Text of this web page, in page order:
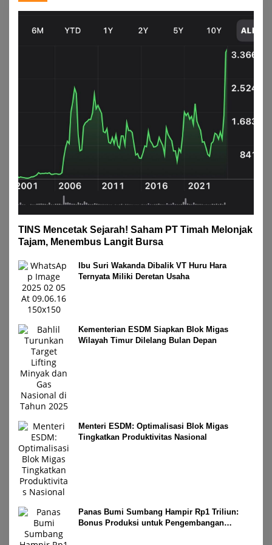
TINS Mencetak Sejarah! Saham PT Timah Melonjak
Tajam, Menembus Langit Bursa
Ibu Suri Wakanda Dibalik VT Huru Hara
Ternyata Miliki Deretan Usaha
Kementerian ESDM Siapkan Blok Migas
Wilayah Timur Dilelang Bulan Depan
Menteri ESDM: Optimalisasi Blok Migas
Tingkatkan Produktivitas Nasional
Panas Bumi Sumbang Hampir Rp1 Triliun:
Bonus Produksi untuk Pengembangan